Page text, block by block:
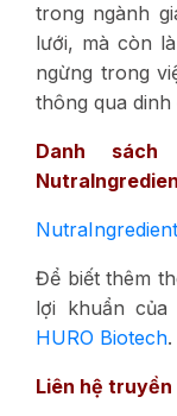
trong ngành
lưới, mà còn
ngừng trong
thông qua
Danh
Để biết thêm
lợi khuẩn
HURO Biotech.
Liên hệ